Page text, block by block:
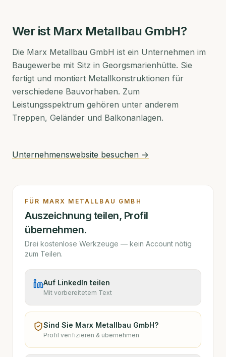
Wer ist Marx Metallbau GmbH?
Die Marx Metallbau GmbH ist ein Unternehmen im
Baugewerbe mit Sitz in Georgsmarienhütte. Sie
fertigt und montiert Metallkonstruktionen für
verschiedene Bauvorhaben. Zum
Leistungsspektrum gehören unter anderem
Treppen, Geländer und Balkonanlagen.
Unternehmenswebsite besuchen →
FÜR MARX METALLBAU GMBH
Auszeichnung teilen, Profil
übernehmen.
Drei kostenlose Werkzeuge — kein Account nötig
zum Teilen.
Auf LinkedIn teilen
Mit vorbereitetem Text
Sind Sie Marx Metallbau GmbH?
Profil verifizieren & übernehmen